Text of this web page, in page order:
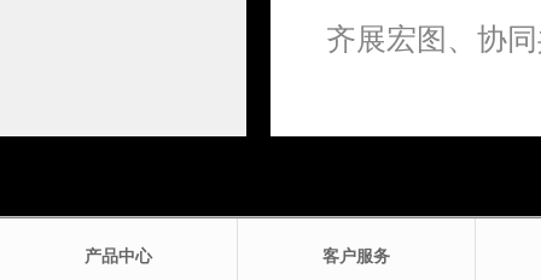
齐展宏图、协
产品中心 客户服务